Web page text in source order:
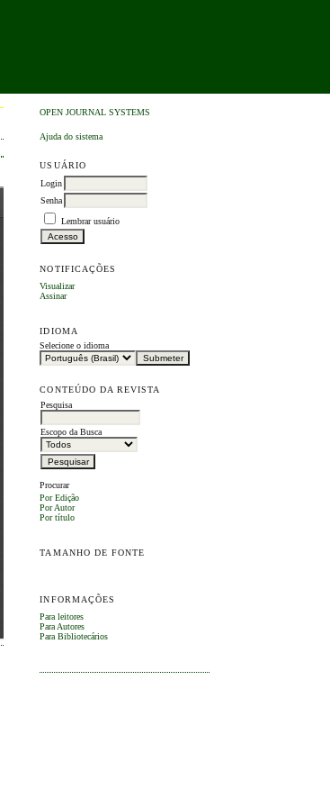
OPEN JOURNAL SYSTEMS
Ajuda do sistema
USUÁRIO
Login
Senha
Lembrar usuário
NOTIFICAÇÕES
Visualizar
Assinar
IDIOMA
Selecione o idioma
CONTEÚDO DA REVISTA
Pesquisa
Escopo da Busca
Procurar
Por Edição
Por Autor
Por título
TAMANHO DE FONTE
INFORMAÇÕES
Para leitores
Para Autores
Para Bibliotecários